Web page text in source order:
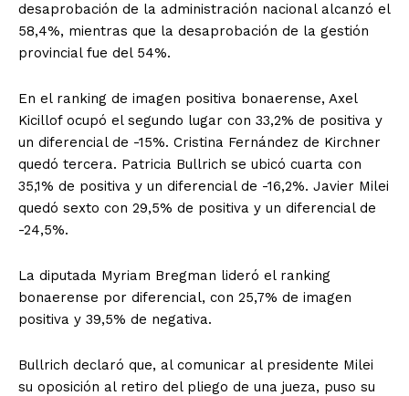
desaprobación de la administración nacional alcanzó el
58,4%, mientras que la desaprobación de la gestión
provincial fue del 54%.
En el ranking de imagen positiva bonaerense, Axel
Kicillof ocupó el segundo lugar con 33,2% de positiva y
un diferencial de -15%. Cristina Fernández de Kirchner
quedó tercera. Patricia Bullrich se ubicó cuarta con
35,1% de positiva y un diferencial de -16,2%. Javier Milei
quedó sexto con 29,5% de positiva y un diferencial de
-24,5%.
La diputada Myriam Bregman lideró el ranking
bonaerense por diferencial, con 25,7% de imagen
positiva y 39,5% de negativa.
Bullrich declaró que, al comunicar al presidente Milei
su oposición al retiro del pliego de una jueza, puso su